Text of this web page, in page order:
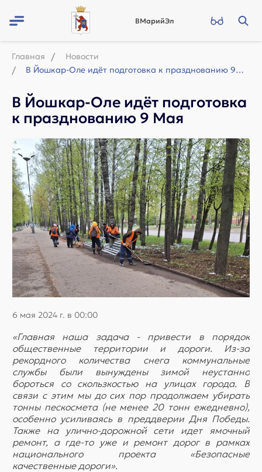
ВМарийЭл
Главная
Новости
В Йошкар-Оле идёт подготовка к празднованию 9 Мая
В Йошкар-Оле идёт подготовка
к празднованию 9 Мая
6 мая 2024 г. в 00:00
«Главная наша задача - привести в порядок
общественные территории и дороги. Из-за
рекордного количества снега коммунальные
службы были вынуждены зимой неустанно
бороться со скользкостью на улицах города. В
связи с этим мы до сих пор продолжаем убирать
тонны пескосмета (не менее 20 тонн ежедневно),
особенно усиливаясь в преддверии Дня Победы.
Также на улично-дорожной сети идет ямочный
ремонт, а где-то уже и ремонт дорог в рамках
национального проекта «Безопасные
качественные дороги».